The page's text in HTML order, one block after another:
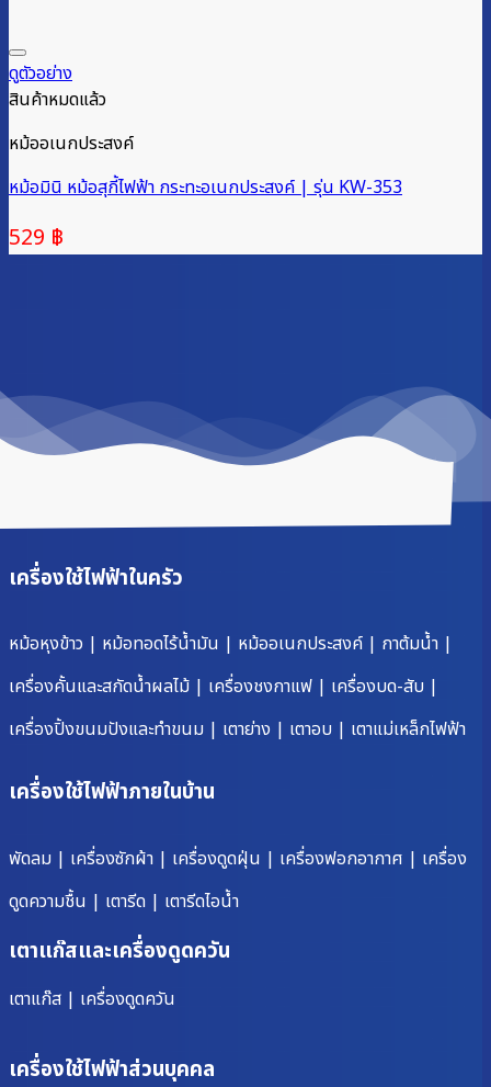
ดูตัวอย่าง
สินค้าหมดแล้ว
หม้ออเนกประสงค์
หม้อมินิ หม้อสุกี้ไฟฟ้า กระทะอเนกประสงค์ | รุ่น KW-353
529 ฿
เครื่องใช้ไฟฟ้าในครัว
หม้อหุงข้าว | หม้อทอดไร้น้ำมัน | หม้ออเนกประสงค์ | กาต้มน้ำ |
เครื่องคั้นและสกัดน้ำผลไม้ | เครื่องชงกาแฟ | เครื่องบด-สับ |
เครื่องปิ้งขนมปังและทำขนม | เตาย่าง | เตาอบ | เตาแม่เหล็กไฟฟ้า
เครื่องใช้ไฟฟ้าภายในบ้าน
พัดลม | เครื่องซักผ้า | เครื่องดูดฝุ่น | เครื่องฟอกอากาศ | เครื่อง
ดูดความชื้น | เตารีด | เตารีดไอน้ำ
เตาแก๊สและเครื่องดูดควัน
เตาแก๊ส | เครื่องดูดควัน
เครื่องใช้ไฟฟ้าส่วนบุคคล